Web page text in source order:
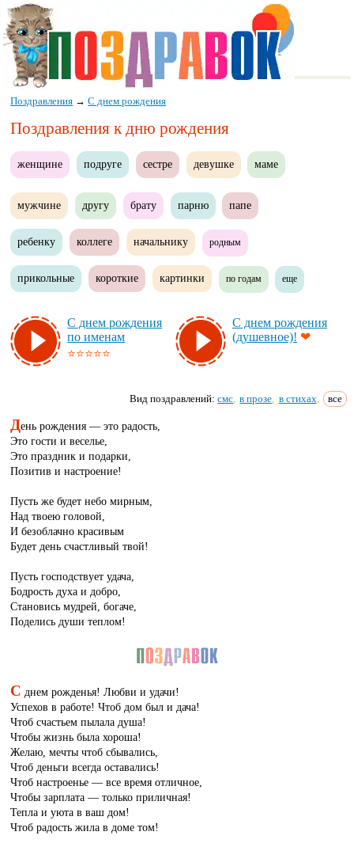
Поздравления →С днем рождения
Поздравления к дню рождения
женщине подруге сестре девушке маме
мужчине другу брату парню папе
ребенку коллеге начальнику родным
прикольные короткие картинки по годам еще
С днем рож­де­ния
по име­нам
⭐⭐⭐⭐⭐
С днем рож­де­ния
(ду­шев­ное)! ❤
Вид поздравлений:смс в прозе в стихах все
День рождения — это радость,
Это гости и веселье,
Это праздник и подарки,
Позитив и настроение!
Пусть же будет небо мирным,
Над твоею головой,
И безоблачно красивым
Будет день счастливый твой!
Пусть господствует удача,
Бодрость духа и добро,
Становись мудрей, богаче,
Поделись души теплом!
С днем рожденья! Любви и удачи!
Успехов в работе! Чтоб дом был и дача!
Чтоб счастьем пылала душа!
Чтобы жизнь была хороша!
Желаю, мечты чтоб сбывались,
Чтоб деньги всегда оставались!
Чтоб настроенье — все время отличное,
Чтобы зарплата — только приличная!
Тепла и уюта в ваш дом!
Чтоб радость жила в доме том!